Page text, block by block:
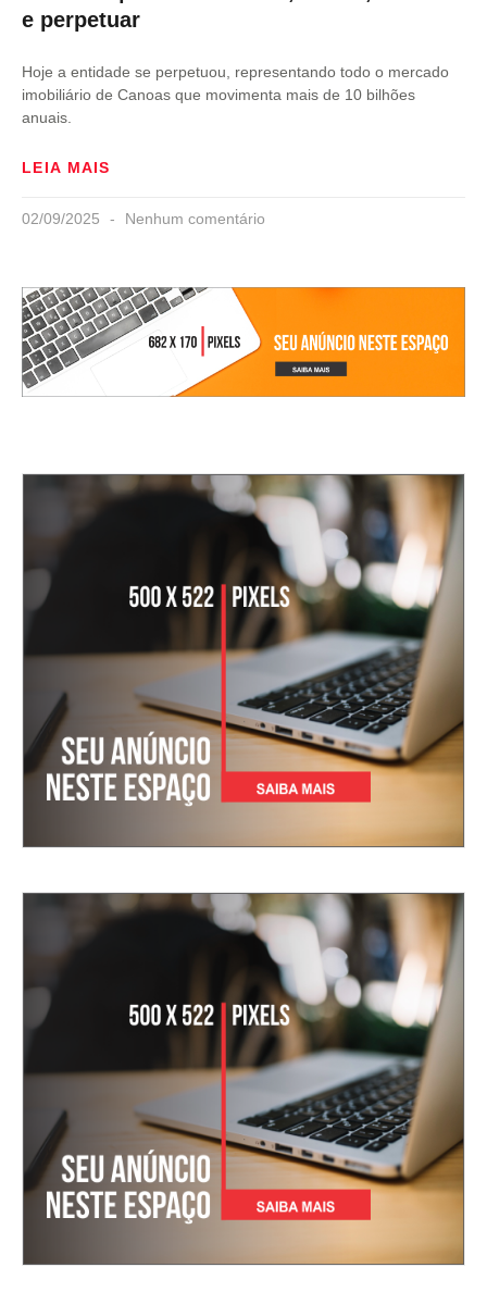
e perpetuar
Hoje a entidade se perpetuou, representando todo o mercado
imobiliário de Canoas que movimenta mais de 10 bilhões
anuais.
LEIA MAIS
02/09/2025 Nenhum comentário